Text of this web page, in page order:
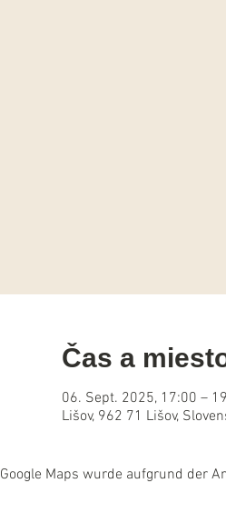
Čas a
06. Sept. 2025, 17:00 –
Lišov, 962 71 Lišov,
Google Maps wurde aufgrund der